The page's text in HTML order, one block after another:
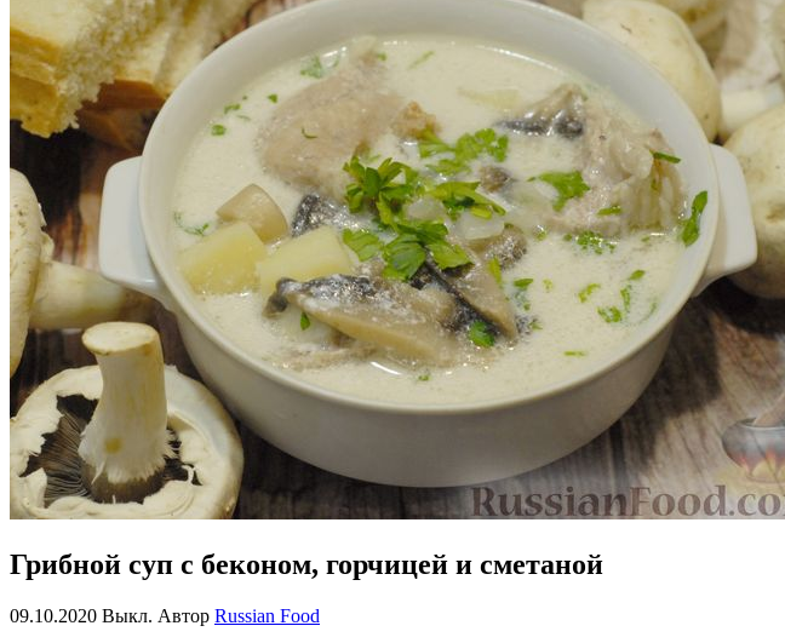
Грибной суп с беконом, горчицей и сметаной
09.10.2020 Выкл. Автор Russian Food